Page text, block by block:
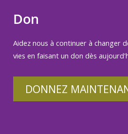
Don
Aidez nous à continuer à changer
vies en faisant un don dès
DONNEZ